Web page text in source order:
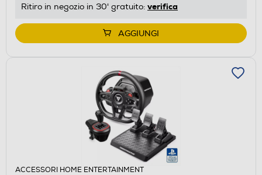
Ritiro in negozio in 30' gratuito: verifica
AGGIUNGI
ACCESSORI HOME ENTERTAINMENT